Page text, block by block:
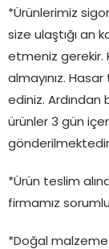
*Ürünlerimiz
size ulaştığı an
etmeniz gerekir.
almayınız.
ediniz. Ardından
ürünler 3 gün
*Ürün teslim
firmamız
*Doğal malzeme